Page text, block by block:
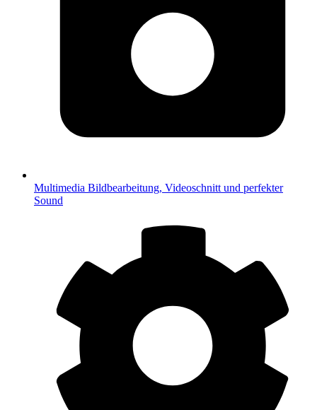
Multimedia Bildbearbeitung, Videoschnitt und perfekter
Sound